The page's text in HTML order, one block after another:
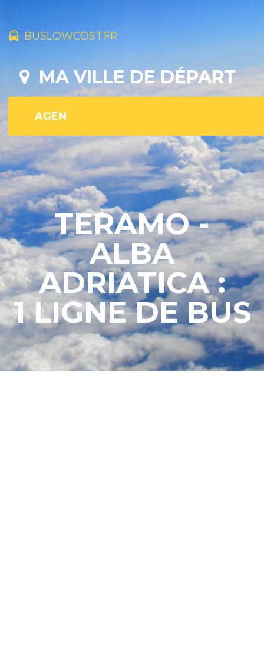
BUSLOWCOST.FR
MA VILLE DE DÉPART
TERAMO -
ALBA
ADRIATICA :
1 LIGNE DE BUS